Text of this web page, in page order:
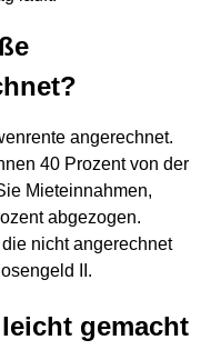
angerechnet.
40 Prozent von der
Mieteinnahmen,
abgezogen.
nicht angerechnet
II.
gemacht